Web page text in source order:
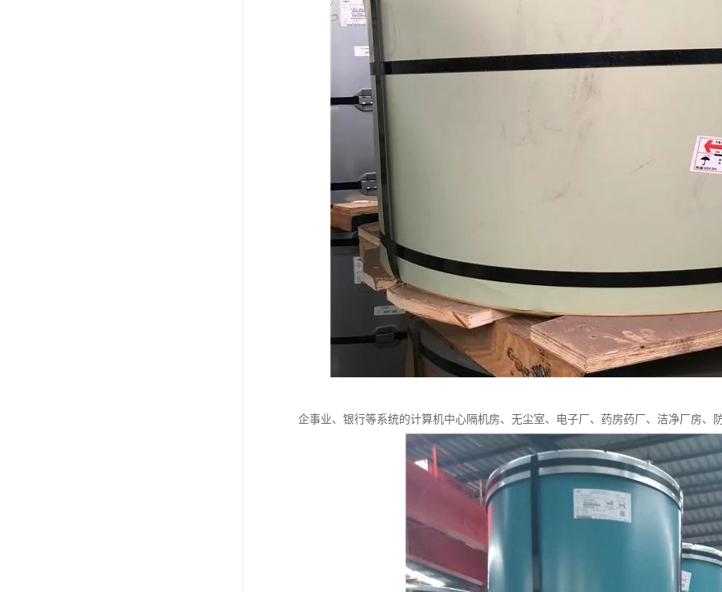
企事业、银行等系统的计算机中心隔机房、无尘室、电子厂、药房药厂、洁净厂房、